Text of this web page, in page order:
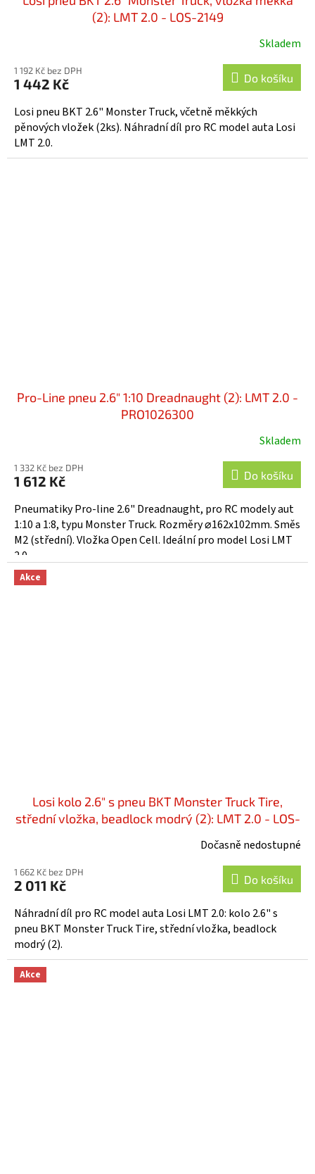
(2): LMT 2.0 - LOS-2149
Skladem
1 192 Kč bez DPH
1 442 Kč Do košíku
Losi pneu BKT 2.6" Monster Truck, včetně měkkých
pěnových vložek (2ks). Náhradní díl pro RC model auta Losi
LMT 2.0.
Pro-Line pneu 2.6" 1:10 Dreadnaught (2): LMT 2.0 -
PRO1026300
Skladem
1 332 Kč bez DPH
1 612 Kč Do košíku
Pneumatiky Pro-line 2.6" Dreadnaught, pro RC modely aut
1:10 a 1:8, typu Monster Truck. Rozměry ⌀162x102mm. Směs
M2 (střední). Vložka Open Cell. Ideální pro model Losi LMT
2.0.
Akce
Losi kolo 2.6" s pneu BKT Monster Truck Tire,
střední vložka, beadlock modrý (2): LMT 2.0 - LOS-
Dočasně nedostupné
1 662 Kč bez DPH
2 011 Kč Do košíku
Náhradní díl pro RC model auta Losi LMT 2.0: kolo 2.6" s
pneu BKT Monster Truck Tire, střední vložka, beadlock
modrý (2).
Akce